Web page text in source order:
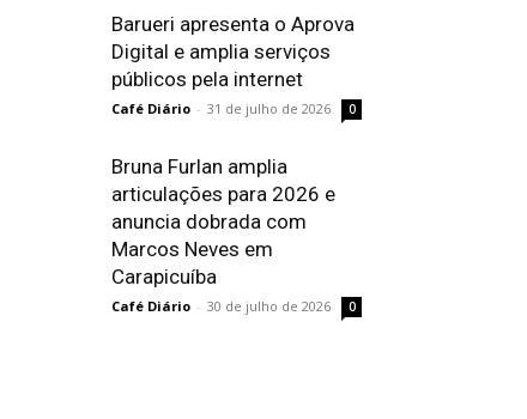
Barueri apresenta o Aprova
Digital e amplia serviços
públicos pela internet
Café Diário - 31 de julho de 2026 0
Bruna Furlan amplia
articulações para 2026 e
anuncia dobrada com
Marcos Neves em
Carapicuíba
Café Diário - 30 de julho de 2026 0